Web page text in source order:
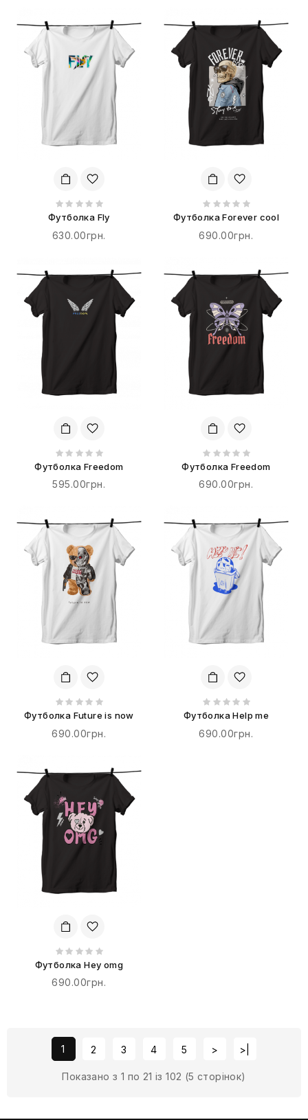
Футболка Fly
630.00грн.
Футболка Forever cool
690.00грн.
Футболка Freedom
595.00грн.
Футболка Freedom
690.00грн.
Футболка Future is now
690.00грн.
Футболка Help me
690.00грн.
Футболка Hey omg
690.00грн.
1 2 3 4 5 > >|
Показано з 1 по 21 із 102 (5 сторінок)